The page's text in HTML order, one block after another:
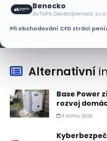
Benecko
AnTePo Developement, s.r.o.
Při obchodování CFD ztrácí
7 SRPNA, 2026
Alternativní
Base Power
rozvoj
4 SRPNA, 2026